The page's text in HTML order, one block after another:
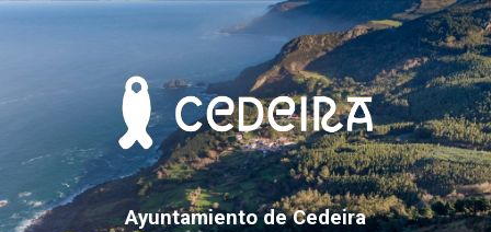
saltar
Saltar
Saltar
Ayuntamiento de Cedeira